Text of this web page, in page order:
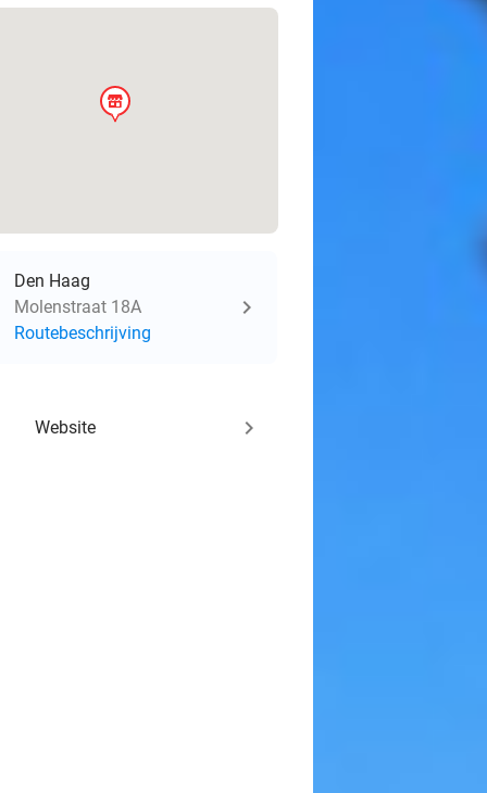
store
Den Haag
Molenstraat 18A
Routebeschrijving
Website keyboard_arrow_right